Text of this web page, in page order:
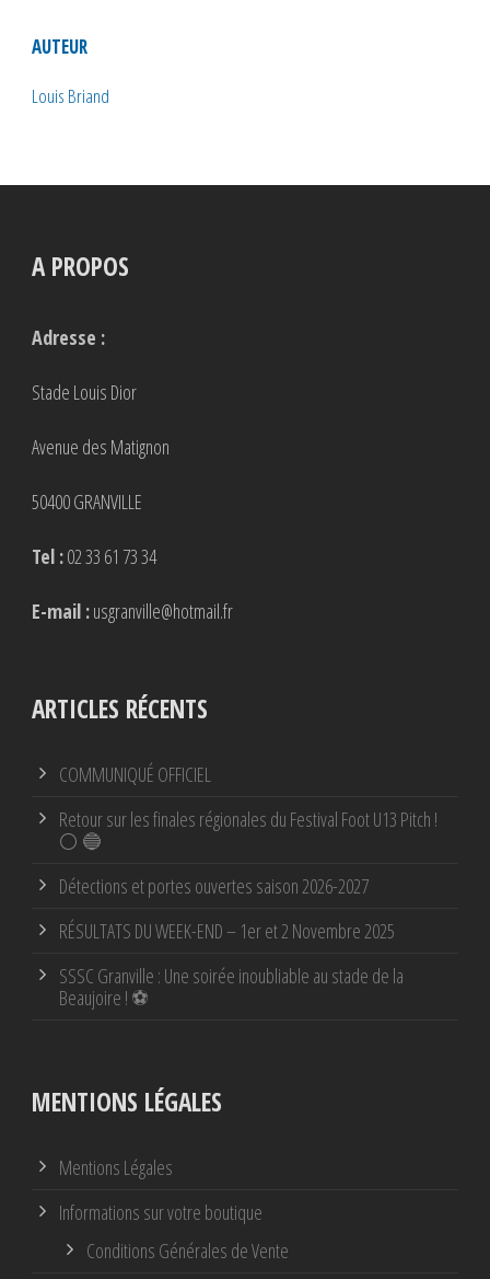
AUTEUR
Louis Briand
A PROPOS
Adresse :
Stade Louis Dior
Avenue des Matignon
50400 GRANVILLE
Tel :02 33 61 73 34
E-mail :usgranville@hotmail.fr
ARTICLES RÉCENTS
COMMUNIQUÉ OFFICIEL
Retour sur les finales régionales du Festival Foot U13 Pitch !
⚪ 🔵
Détections et portes ouvertes saison 2026-2027
RÉSULTATS DU WEEK-END – 1er et 2 Novembre 2025
SSSC Granville : Une soirée inoubliable au stade de la
Beaujoire ! ⚽
MENTIONS LÉGALES
Mentions Légales
Informations sur votre boutique
Conditions Générales de Vente